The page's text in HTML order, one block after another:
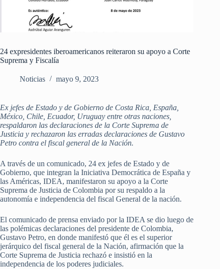
24 expresidentes iberoamericanos reiteraron su apoyo a Corte
Suprema y Fiscalía
Noticias mayo 9, 2023
Ex jefes de Estado y de Gobierno de Costa Rica, España,
México, Chile, Ecuador, Uruguay entre otras naciones,
respaldaron las declaraciones de la Corte Suprema de
Justicia y rechazaron las erradas declaraciones de Gustavo
Petro contra el fiscal general de la Nación.
A través de un comunicado, 24 ex jefes de Estado y de
Gobierno, que integran la Iniciativa Democrática de España y
las Américas, IDEA, manifestaron su apoyo a la Corte
Suprema de Justicia de Colombia por su respaldo a la
autonomía e independencia del fiscal General de la nación.
El comunicado de prensa enviado por la IDEA se dio luego de
las polémicas declaraciones del presidente de Colombia,
Gustavo Petro, en donde manifestó que él es el superior
jerárquico del fiscal general de la Nación, afirmación que la
Corte Suprema de Justicia rechazó e insistió en la
independencia de los poderes judiciales.